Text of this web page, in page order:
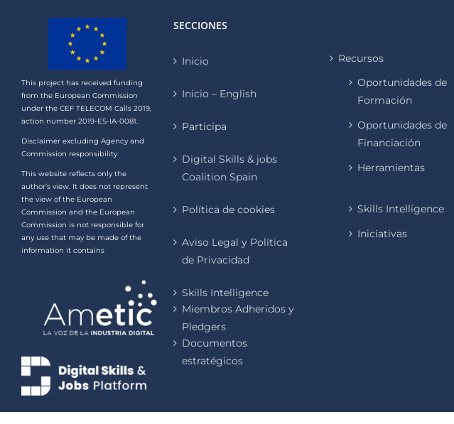
This project has received funding
from the European Commission
under the CEF TELECOM Calls 2019,
action number 2019-ES-IA-0081.
Disclaimer excluding Agency and
Commission responsibility
This website reflects only the
author’s view. It does not represent
the view of the European
Commission and the European
Commission is not responsible for
any use that may be made of the
information it contains
SECCIONES
Inicio
Inicio – English
Participa
Digital Skills & jobs
Coalition Spain
Política de cookies
Aviso Legal y Política
de Privacidad
Skills Intelligence
Miembros Adheridos y
Pledgers
Documentos
estratégicos
Recursos
Oportunidades de
Formación
Oportunidades de
Financiación
Herramientas
Skills Intelligence
Iniciativas